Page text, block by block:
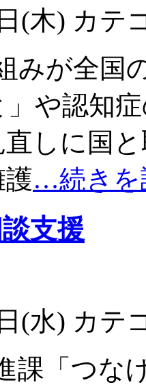
(木) カテ
みが全国
」や認知
しに国
…続きを
支援
(水) カテ
課「つな